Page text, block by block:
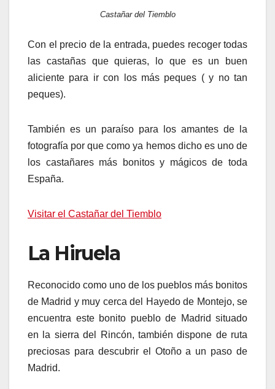
Castañar del Tiemblo
Con el precio de la entrada, puedes recoger todas
las castañas que quieras, lo que es un buen
aliciente para ir con los más peques ( y no tan
peques).
También es un paraíso para los amantes de la
fotografía por que como ya hemos dicho es uno de
los castañares más bonitos y mágicos de toda
España.
Visitar el Castañar del Tiemblo
La Hiruela
Reconocido como uno de los pueblos más bonitos
de Madrid y muy cerca del Hayedo de Montejo, se
encuentra este bonito pueblo de Madrid situado
en la sierra del Rincón, también dispone de ruta
preciosas para descubrir el Otoño a un paso de
Madrid.